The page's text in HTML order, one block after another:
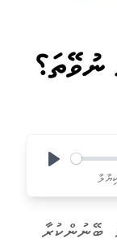
ނުވޭތަ؟
ބޭނުންކުރާ